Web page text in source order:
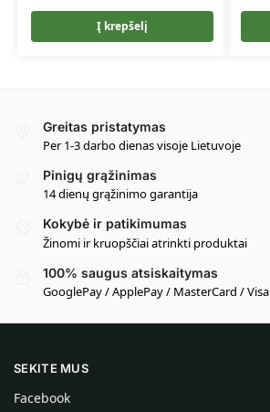
Į krepšelį
Greitas pristatymas
Per 1-3 darbo dienas visoje Lietuvoje
Pinigų grąžinimas
14 dienų grąžinimo garantija
Kokybė ir patikimumas
Žinomi ir kruopščiai atrinkti produktai
100% saugus atsiskaitymas
GooglePay / ApplePay / MasterCard / Visa
SEKITE MUS
Facebook